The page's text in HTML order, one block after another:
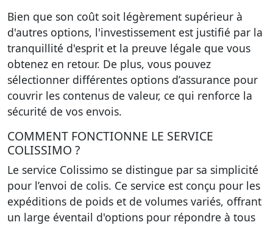
Bien que son coût soit légèrement supérieur à
d'autres options, l'investissement est justifié par la
tranquillité d'esprit et la preuve légale que vous
obtenez en retour. De plus, vous pouvez
sélectionner différentes options d’assurance pour
couvrir les contenus de valeur, ce qui renforce la
sécurité de vos envois.
COMMENT FONCTIONNE LE SERVICE
COLISSIMO ?
Le service Colissimo se distingue par sa simplicité
pour l’envoi de colis. Ce service est conçu pour les
expéditions de poids et de volumes variés, offrant
un large éventail d'options pour répondre à tous